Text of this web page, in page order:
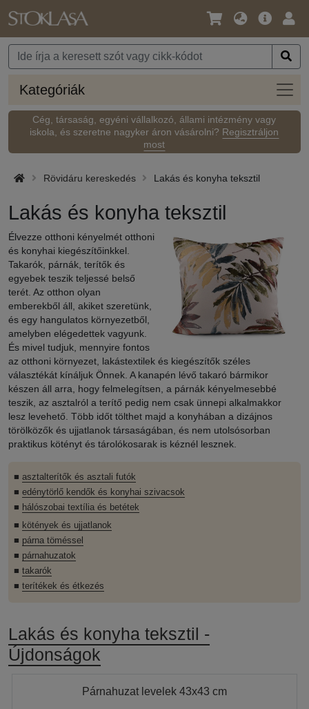
Nyelv
Pénznem
Fő
Kategóriák
Cég, társaság, egyéni vállalkozó, állami intézmény vagy
iskola, és szeretne nagyker áron vásárolni? Regisztráljon
most
Rövidáru kereskedés Lakás és konyha teksztil
Lakás és konyha teksztil
Élvezze otthoni kényelmét otthoni
és konyhai kiegészítőinkkel.
Takarók, párnák, terítők és
egyebek teszik teljessé belső
terét. Az otthon olyan
emberekből áll, akiket szeretünk,
és egy hangulatos környezetből,
amelyben elégedettek vagyunk.
És mivel tudjuk, mennyire fontos
az otthoni környezet, lakástextilek és kiegészítők széles
választékát kínáljuk Önnek. A kanapén lévő takaró bármikor
készen áll arra, hogy felmelegítsen, a párnák kényelmesebbé
teszik, az asztalról a terítő pedig nem csak ünnepi alkalmakkor
lesz levehető. Több időt tölthet majd a konyhában a dizájnos
törölközők és ujjatlanok társaságában, és nem utolsósorban
praktikus kötényt és tárolókosarak is kéznél lesznek.
■ asztalterítők és asztali futók
■ edénytörlő kendők és konyhai szivacsok
■ hálószobai textília és betétek
■ kötények és ujjatlanok
■ párna töméssel
■ párnahuzatok
■ takarók
■ terítékek és étkezés
Lakás és konyha teksztil -
Újdonságok
Párnahuzat levelek 43x43 cm